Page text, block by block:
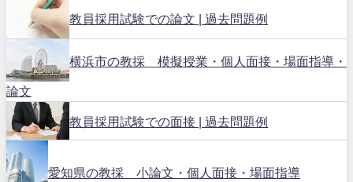
教員採用試験での論文 | 過去問題例
横浜市の教採 模擬授業・個人面接・場面指導・
論文
教員採用試験での面接 | 過去問題例
愛知県の教採 小論文・個人面接・場面指導